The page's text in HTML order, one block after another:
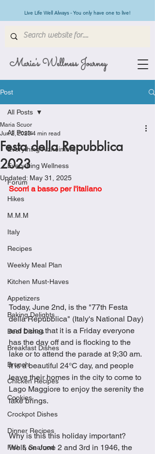
Maria's Wellness Journey
Live Life Well Always - You only have one to live!
Post
All Posts
Everything Alzheimers
Everything Wellness
Forum
Hikes
M.M.M
Italy
Recipes
Weekly Meal Plan
Kitchen Must-Haves
Appetizers
Baking Delights
Beef Dishes
Breakfast Dishes
Brunch
Chicken Recipes
Cookies
Crockpot Dishes
Dinner Recipes
Fish & Seafood
All Posts
Festa della Repubblica
2023
Maria Scuor
Jun 2, 2023 4 min read
Updated: May 31, 2025
Scorri a basso per I'italiano
Today, June 2nd, is the "77th Festa
della Repubblica" (Italy's National Day)
and being that it is a Friday everyone
has the day off and is flocking to the
lake or to attend the parade at 9;30 am.
It is a beautiful 24°C day, and people
leave their homes in the city to come to
Lago Maggiore to enjoy the serenity the
lake brings.
Why is this this holiday important?
Well, on June 2 and 3rd in 1946, the